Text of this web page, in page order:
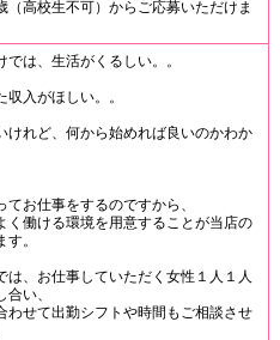
高校生不可）からご応募いただけま
は、生活がくるしい。。
入がほしい。。
けれど、何から始めれば良いのかわか
てお仕事をするのですから、
く働ける環境を用意することが当店の
。
は、お仕事していただく女性１人１人
い、
わせて出勤シフトや時間もご相談させ